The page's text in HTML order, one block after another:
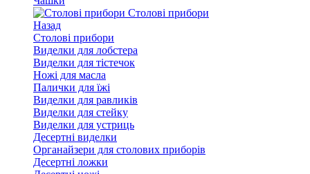
Столові прибори
Назад
Столові прибори
Виделки для лобстера
Виделки для тістечок
Ножі для масла
Палички для їжі
Виделки для равликів
Виделки для стейку
Виделки для устриць
Десертні виделки
Органайзери для столових приборів
Десертні ложки